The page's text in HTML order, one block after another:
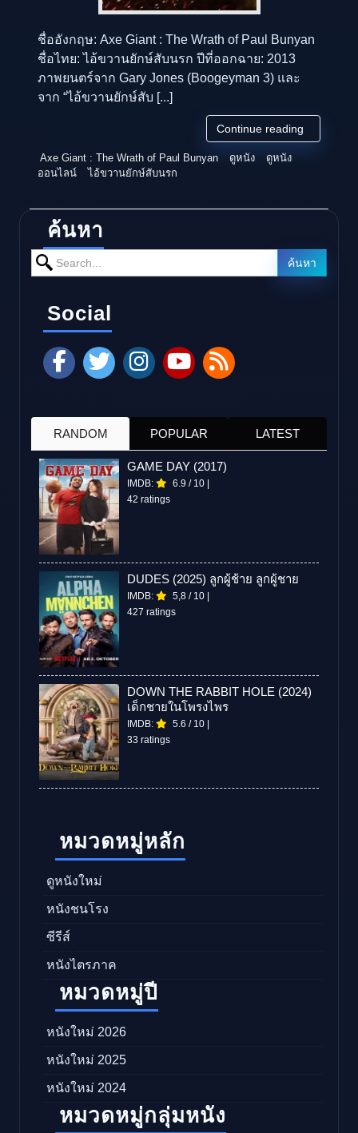
ชื่ออังกฤษ: Axe Giant : The Wrath of Paul Bunyan
ชื่อไทย: ไอ้ขวานยักษ์สับนรก ปีที่ออกฉาย: 2013
ภาพยนตร์จาก Gary Jones (Boogeyman 3) และ
จาก “ไอ้ขวานยักษ์สับ [...]
Continue reading
Axe Giant : The Wrath of Paul Bunyan ดูหนัง
ดูหนัง
ออนไลน์
ไอ้ขวานยักษ์สับนรก
ค้นหา
Search for: ค้นหา
Social
RANDOM POPULAR LATEST
GAME DAY (2017)
IMDB: 6.9 / 10
42 ratings
DUDES (2025) ลูกผู้ช้าย ลูกผู้ชาย
IMDB: 5,8 / 10
427 ratings
DOWN THE RABBIT HOLE (2024)
เด็กชายในโพรงไพร
IMDB: 5.6 / 10
33 ratings
หมวดหมู่หลัก
ดูหนังใหม่
หนังชนโรง
ซีรีส์
หนังไตรภาค
หมวดหมู่ปี
หนังใหม่ 2026
หนังใหม่ 2025
หนังใหม่ 2024
หมวดหมู่กลุ่มหนัง